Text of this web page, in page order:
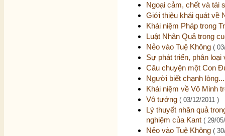
Ngoại cảm, chết và tái
Giới thiệu khái quát về
Khái niệm Pháp trong
Luật Nhân Quả trong
Nẻo vào Tuệ Không (
Sự phát triển, phân
Câu chuyện một Con
Người biết chạnh
Khái niệm về Vô Minh
Vô tướng ( 03/12/2011 )
Lý thuyết nhân quả
nghiệm của Kant ( 29/
Nẻo vào Tuệ Không (